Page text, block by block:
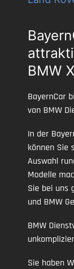
BMW
BayernCar
von BMW
In der
können Sie
Auswahl
Modelle
Sie bei uns
und BMW
BMW
Sie haben